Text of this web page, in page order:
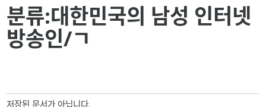
분류:대한민국의 남성 인터넷
방송인/ㄱ
저장된 문서가 아닙니다.